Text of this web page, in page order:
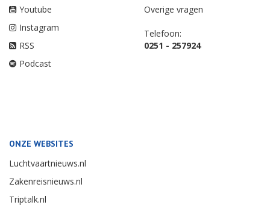
Youtube
Instagram
RSS
Podcast
Overige vragen
Telefoon:
0251 - 257924
ONZE WEBSITES
Luchtvaartnieuws.nl
Zakenreisnieuws.nl
Triptalk.nl